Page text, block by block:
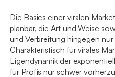
Die Basics einer viralen
planbar, die Art und Weise
und Verbreitung hingegen
Charakteristisch für virales
Eigendynamik der
für Profis nur schwer